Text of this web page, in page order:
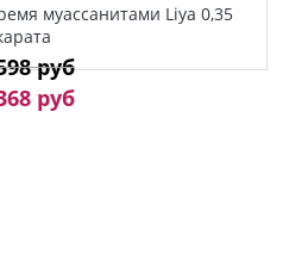
муассанитами Liya 0,35
руб
руб